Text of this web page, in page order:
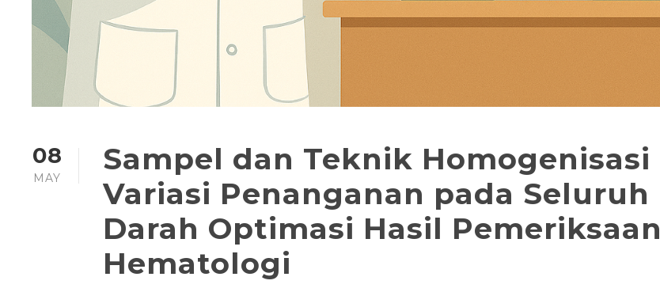
08
MAY
Sampel dan Teknik Homogenisasi
Variasi Penanganan pada Seluruh
Darah Optimasi Hasil Pemeriksaan
Hematologi